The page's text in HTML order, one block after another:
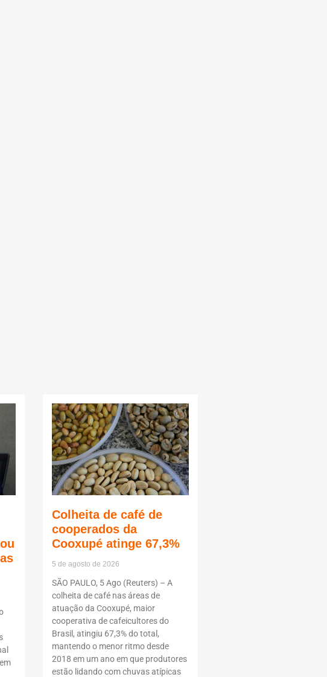
Colheita de café de
cooperados da
Cooxupé atinge 67,3%
5 de agosto de 2026
SÃO PAULO, 5 Ago (Reuters) – A
colheita de café nas áreas de
atuação da Cooxupé, maior
cooperativa de cafeicultores do
Brasil, atingiu 67,3% do total,
mantendo o menor ritmo desde
2018 em um ano em que produtores
estão lidando com chuvas atípicas